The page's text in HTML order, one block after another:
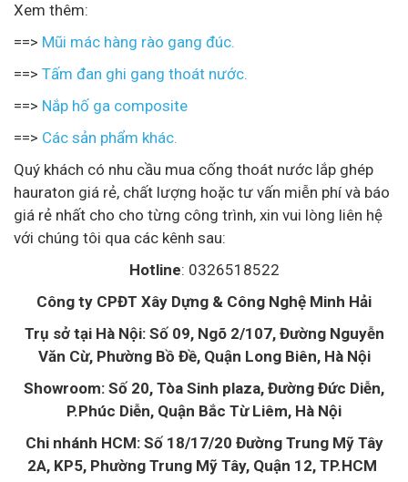
Xem thêm:
==> Mũi mác hàng rào gang đúc.
==> Tấm đan ghi gang thoát nước.
==> Nắp hố ga composite
==> Các sản phẩm khác.
Quý khách có nhu cầu mua cống thoát nước lắp ghép
hauraton giá rẻ, chất lượng hoặc tư vấn miễn phí và báo
giá rẻ nhất cho cho từng công trình, xin vui lòng liên hệ
với chúng tôi qua các kênh sau:
Hotline: 0326518522
Công ty CPĐT Xây Dựng & Công Nghệ Minh Hải
Trụ sở tại Hà Nội: Số 09, Ngõ 2/107, Đường Nguyễn
Văn Cừ, Phường Bồ Đề, Quận Long Biên, Hà Nội
Showroom: Số 20, Tòa Sinh plaza, Đường Đức Diễn,
P.Phúc Diễn, Quận Bắc Từ Liêm, Hà Nội
Chi nhánh HCM: Số 18/17/20 Đường Trung Mỹ Tây
2A, KP5, Phường Trung Mỹ Tây, Quận 12, TP.HCM